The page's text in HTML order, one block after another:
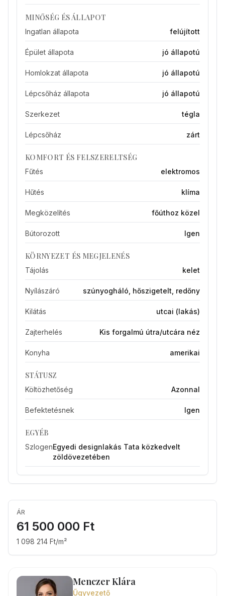
MINŐSÉG ÉS ÁLLAPOT
Ingatlan állapota felújított
Épület állapota jó állapotú
Homlokzat állapota jó állapotú
Lépcsőház állapota jó állapotú
Szerkezet tégla
Lépcsőház zárt
KOMFORT ÉS FELSZERELTSÉG
Fűtés elektromos
Hűtés klíma
Megközelítés főúthoz közel
Bútorozott Igen
KÖRNYEZET ÉS MEGJELENÉS
Tájolás kelet
Nyílászáró szúnyogháló, hőszigetelt, redőny
Kilátás utcai (lakás)
Zajterhelés Kis forgalmú útra/utcára néz
Konyha amerikai
STÁTUSZ
Költözhetőség Azonnal
Befektetésnek Igen
EGYÉB
SzlogenEgyedi designlakás Tata közkedvelt
zöldövezetében
ÁR
61 500 000 Ft
1 098 214 Ft/m²
Menczer Klára
Űgyvezető